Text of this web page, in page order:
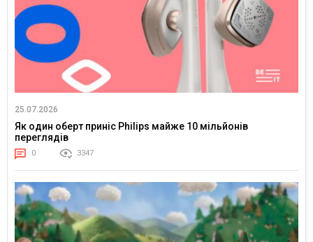
25.07.2026
Як один оберт приніс Philips майже 10 мільйонів
переглядів
0 3347